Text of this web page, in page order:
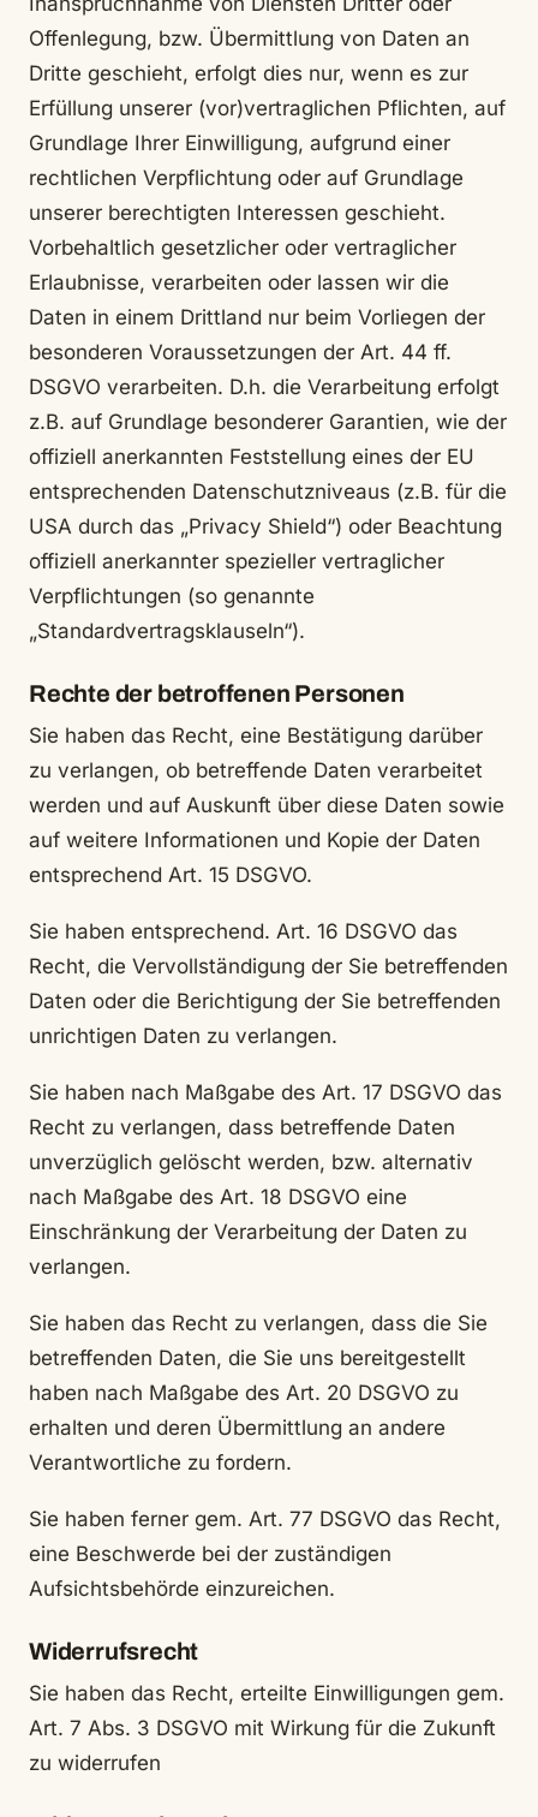
Offenlegung, bzw. Übermittlung von Daten an
Dritte geschieht, erfolgt dies nur, wenn es zur
Erfüllung unserer (vor)vertraglichen Pflichten, auf
Grundlage Ihrer Einwilligung, aufgrund einer
rechtlichen Verpflichtung oder auf Grundlage
unserer berechtigten Interessen geschieht.
Vorbehaltlich gesetzlicher oder vertraglicher
Erlaubnisse, verarbeiten oder lassen wir die
Daten in einem Drittland nur beim Vorliegen der
besonderen Voraussetzungen der Art. 44 ff.
DSGVO verarbeiten. D.h. die Verarbeitung erfolgt
z.B. auf Grundlage besonderer Garantien, wie der
offiziell anerkannten Feststellung eines der EU
entsprechenden Datenschutzniveaus (z.B. für die
USA durch das „Privacy Shield“) oder Beachtung
offiziell anerkannter spezieller vertraglicher
Verpflichtungen (so genannte
„Standardvertragsklauseln“).
Rechte der betroffenen Personen
Sie haben das Recht, eine Bestätigung darüber
zu verlangen, ob betreffende Daten verarbeitet
werden und auf Auskunft über diese Daten sowie
auf weitere Informationen und Kopie der Daten
entsprechend Art. 15 DSGVO.
Sie haben entsprechend. Art. 16 DSGVO das
Recht, die Vervollständigung der Sie betreffenden
Daten oder die Berichtigung der Sie betreffenden
unrichtigen Daten zu verlangen.
Sie haben nach Maßgabe des Art. 17 DSGVO das
Recht zu verlangen, dass betreffende Daten
unverzüglich gelöscht werden, bzw. alternativ
nach Maßgabe des Art. 18 DSGVO eine
Einschränkung der Verarbeitung der Daten zu
verlangen.
Sie haben das Recht zu verlangen, dass die Sie
betreffenden Daten, die Sie uns bereitgestellt
haben nach Maßgabe des Art. 20 DSGVO zu
erhalten und deren Übermittlung an andere
Verantwortliche zu fordern.
Sie haben ferner gem. Art. 77 DSGVO das Recht,
eine Beschwerde bei der zuständigen
Aufsichtsbehörde einzureichen.
Widerrufsrecht
Sie haben das Recht, erteilte Einwilligungen gem.
Art. 7 Abs. 3 DSGVO mit Wirkung für die Zukunft
zu widerrufen